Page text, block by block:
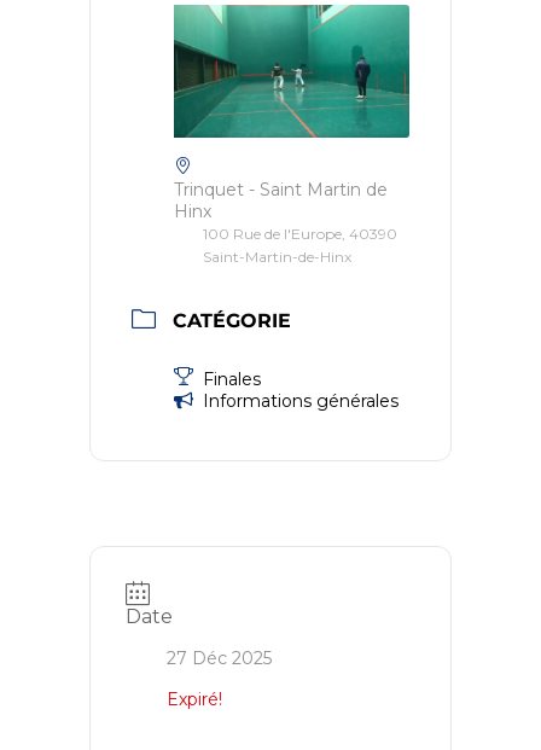
Trinquet - Saint Martin de
Hinx
100 Rue de l'Europe, 40390
Saint-Martin-de-Hinx
CATÉGORIE
Finales
Informations générales
Date
27 Déc 2025
Expiré!